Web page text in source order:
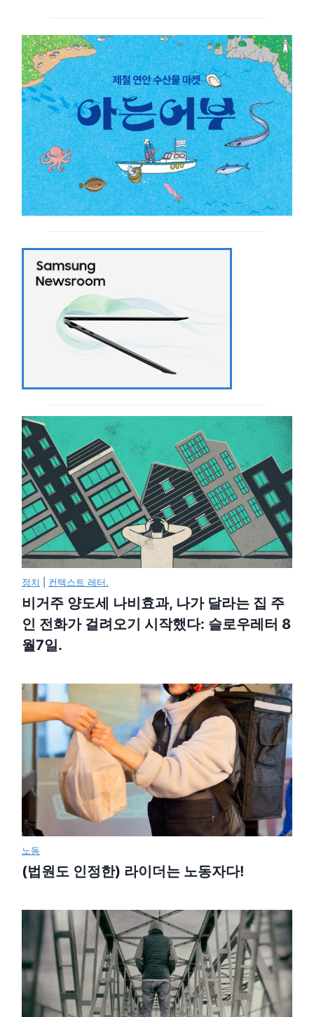
정치 컨텍스트 레터.
비거주 양도세 나비효과, 나가 달라는 집 주
인 전화가 걸려오기 시작했다: 슬로우레터 8
월7일.
노동
(법원도 인정한) 라이더는 노동자다!